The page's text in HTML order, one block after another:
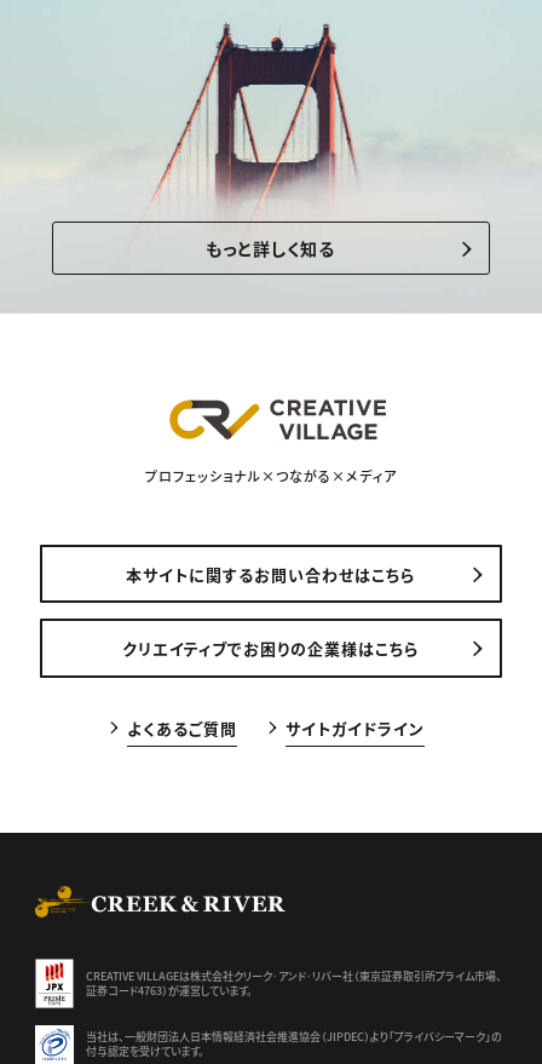
もっと詳しく知る
プロフェッショナル×つながる×メディア
本サイトに関するお問い合わせはこちら
クリエイティブでお困りの企業様はこちら
よくあるご質問 サイトガイドライン
CREATIVE VILLAGEは株式会社クリーク･アンド･リバー社（東京証券取引所プライム市場、
証券コード4763）が運営しています。
当社は、一般財団法人日本情報経済社会推進協会（JIPDEC）より 「プライバシーマーク」の
付与認定を受けています。